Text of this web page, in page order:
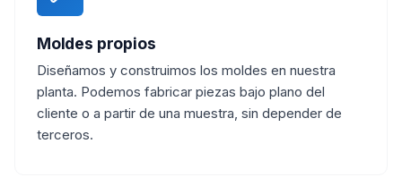
Moldes propios
Diseñamos y construimos los moldes en nuestra
planta. Podemos fabricar piezas bajo plano del
cliente o a partir de una muestra, sin depender de
terceros.